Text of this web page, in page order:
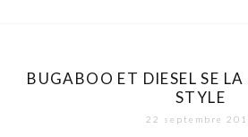
BUGABOO ET DIESEL SE
STYLE
22 septembre